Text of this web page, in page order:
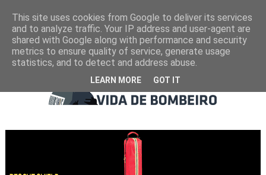
This site uses cookies from Google to deliver its services
and to analyze traffic. Your IP address and user-agent are
shared with Google along with performance and security
metrics to ensure quality of service, generate usage
statistics, and to detect and address abuse.
LEARN MORE GOT IT